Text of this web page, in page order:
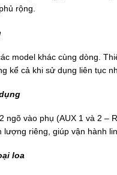
rộng.
model khác cùng dòng.
kể cả khi sử dụng liên tục
vào phụ (AUX 1 và 2
riêng, giúp vận hành
loa